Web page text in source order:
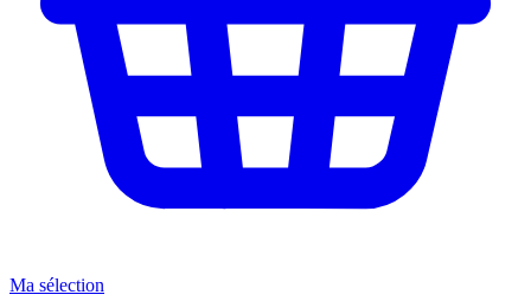
Ma sélection